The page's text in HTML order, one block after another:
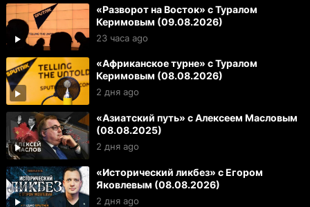
«Разворот на Восток» с Туралом
Керимовым (09.08.2026)
23 часа ago
«Африканское турне» с Туралом
Керимовым (08.08.2026)
2 дня ago
«Азиатский путь» с Алексеем Масловым
(08.08.2025)
2 дня ago
«Исторический ликбез» с Егором
Яковлевым (08.08.2026)
2 дня ago